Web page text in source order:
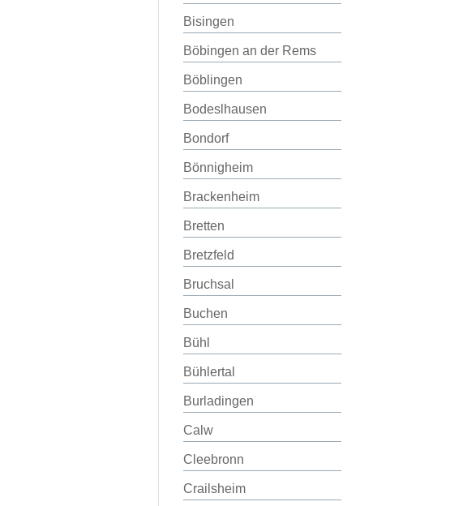
Bisingen
Böbingen an der Rems
Böblingen
Bodeslhausen
Bondorf
Bönnigheim
Brackenheim
Bretten
Bretzfeld
Bruchsal
Buchen
Bühl
Bühlertal
Burladingen
Calw
Cleebronn
Crailsheim